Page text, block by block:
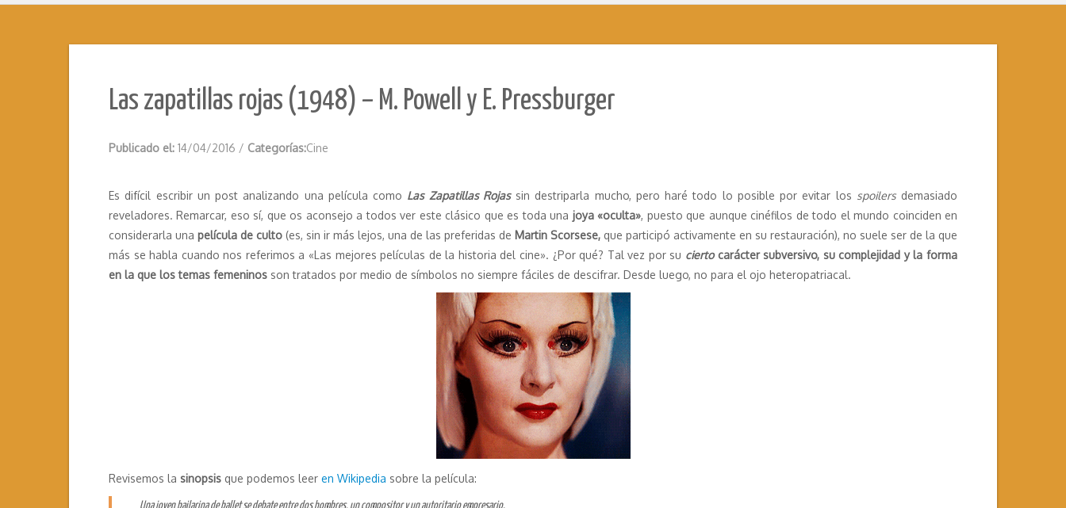
Las zapatillas rojas (1948) – M. Powell y E. Pressburger
Publicado el: 14/04/2016 / Categorías:Cine
Es difícil escribir un post analizando una película como Las Zapatillas Rojassin destriparla mucho, pero haré todo lo posible por evitar los spoilersdemasiado
reveladores. Remarcar, eso sí, que os aconsejo a todos ver este clásico que es toda una joya «oculta», puesto que aunque cinéfilos de todo el mundo coinciden en
considerarla una película de culto (es, sin ir más lejos, una de las preferidas de Martin Scorsese, que participó activamente en su restauración), no suele ser de la que
más se habla cuando nos referimos a «Las mejores películas de la historia del cine». ¿Por qué? Tal vez por su ciertocarácter subversivo, su complejidad y la forma
en la que los temas femeninos son tratados por medio de símbolos no siempre fáciles de descifrar. Desde luego, no para el ojo heteropatriacal.
Revisemos la sinopsis que podemos leer en Wikipedia sobre la película: